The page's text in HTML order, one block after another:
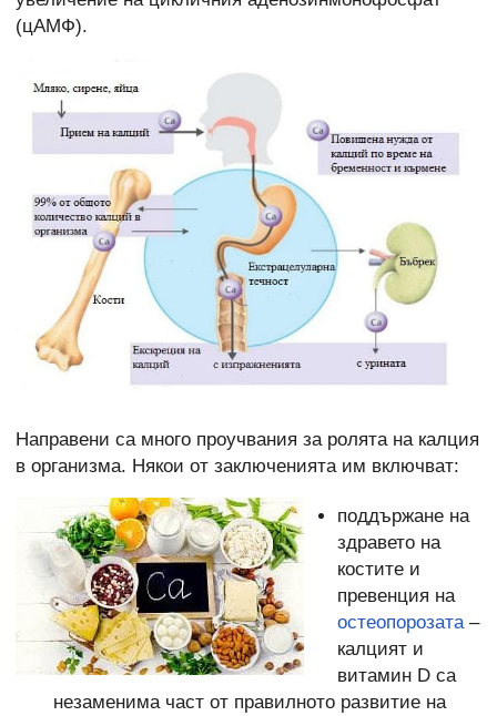
(цАМФ).
Направени са много проучвания за ролята на калция
в организма. Някои от заключенията им включват:
поддържане на
здравето на
костите и
превенция на
остеопорозата–
калцият и
витамин D са
незаменима част от правилното развитие на